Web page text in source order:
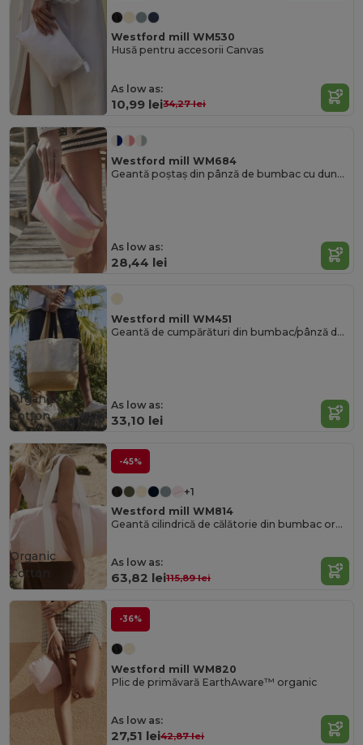
Westford mill WM530
Husă pentru accesorii Canvas
As low as:
10,99 lei34,27 lei
Westford mill WM684
Geantă poștaș din pânză de bumbac cu dungi Westford Mill
As low as:
28,44 lei
Westford mill WM451
Geantă de cumpărături din bumbac/pânză de sac
As low as:
33,10 lei
Organic
Cotton
-45%
+1
Westford mill WM814
Geantă cilindrică de călătorie din bumbac organic ecologic
As low as:
63,82 lei115,89 lei
Organic
Cotton
-36%
Westford mill WM820
Plic de primăvară EarthAware™ organic
As low as:
27,51 lei42,87 lei